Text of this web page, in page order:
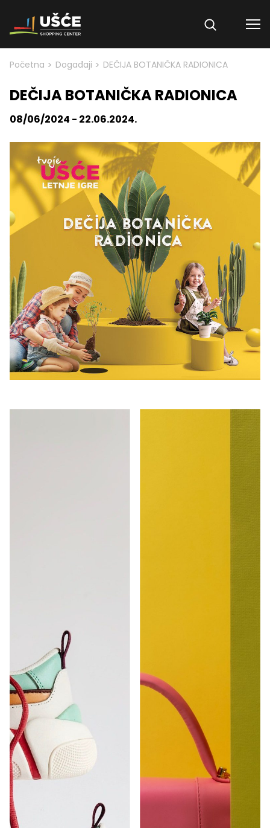
Skip to content
Početna > Događaji > DEČIJA BOTANIČKA RADIONICA
DEČIJA BOTANIČKA RADIONICA
08/06/2024 - 22.06.2024.